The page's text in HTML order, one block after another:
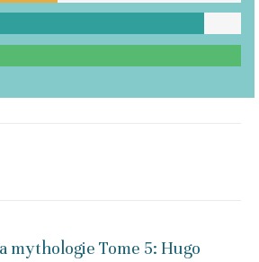
mythologie Tome 5: Hugo